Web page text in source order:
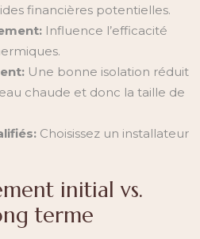
financières potentielles.
Influence l’efficacité
Une bonne isolation réduit
chaude et donc la taille de
Choisissez un installateur
initial vs.
terme